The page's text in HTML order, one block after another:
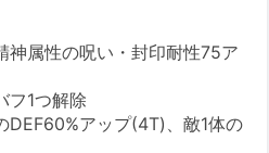
属性の呪い・封印耐性75ア
フ1つ解除
アップ(4T)、敵1体の